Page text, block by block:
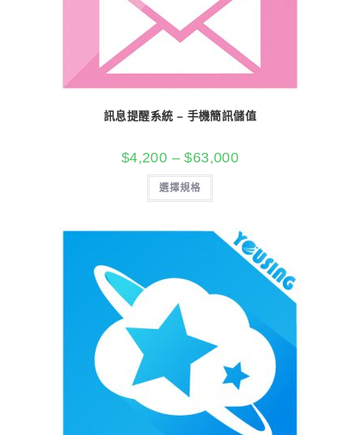
訊息提醒系統 – 手機簡訊儲值
$4,200 –$63,000
選擇規格